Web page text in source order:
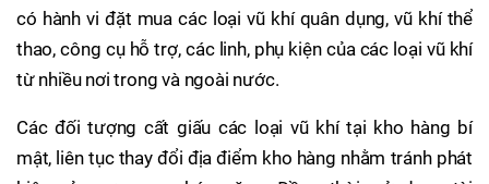
có hành vi đặt mua các loại vũ khí quân dụng, vũ khí thể
thao, công cụ hỗ trợ, các linh, phụ kiện của các loại vũ khí
từ nhiều nơi trong và ngoài nước.
Các đối tượng cất giấu các loại vũ khí tại kho hàng bí
mật, liên tục thay đổi địa điểm kho hàng nhằm tránh phát